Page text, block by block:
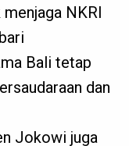
NKRI
Bali tetap
dan
Jokowi juga